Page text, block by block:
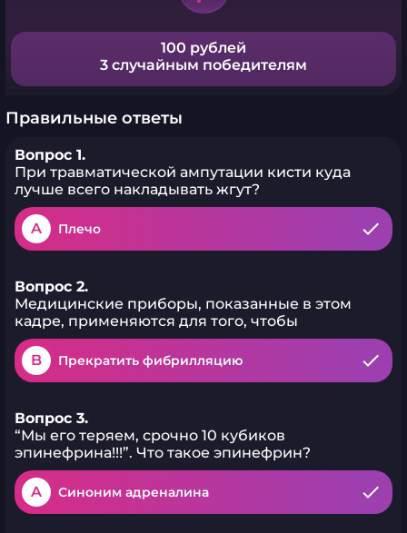
100 рублей
3 случайным победителям
Правильные ответы
Вопрос 1.
При травматической ампутации кисти куда
лучше всего накладывать жгут?
A Плечо
Вопрос 2.
Медицинские приборы, показанные в этом
кадре, применяются для того, чтобы
B Прекратить фибрилляцию
Вопрос 3.
“Мы его теряем, срочно 10 кубиков
эпинефрина!!!”. Что такое эпинефрин?
A Синоним адреналина